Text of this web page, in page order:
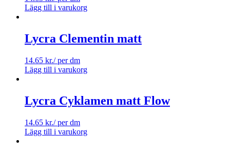
Lägg till i varukorg
Lycra Clementin matt
14.65 kr./ per dm
Lägg till i varukorg
Lycra Cyklamen matt Flow
14.65 kr./ per dm
Lägg till i varukorg